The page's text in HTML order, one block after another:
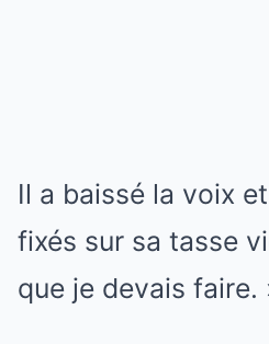
Il a baissé la voix
fixés sur sa tasse
que je devais faire.